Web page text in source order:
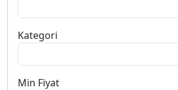
Kategori
Min Fiyat